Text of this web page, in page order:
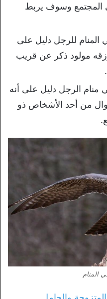
المجتمع وسوف يربط
المنام للرجل دليل على
مولود ذكر عن قريب
الرجل دليل على أنه
من أحد الأشخاص ذو
المنام